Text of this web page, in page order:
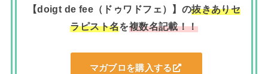
【doigt de fee（ドゥワドフェ）】の抜きありセ
ラピスト名を複数名記載！！
マガブロを購入する